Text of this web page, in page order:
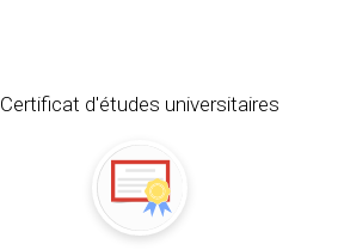
Certificat d'études universitaires